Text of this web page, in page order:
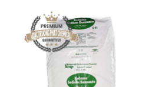
Sodium Benzoate – Mốc Bột
Kalama Food Grade Mỹ Usa